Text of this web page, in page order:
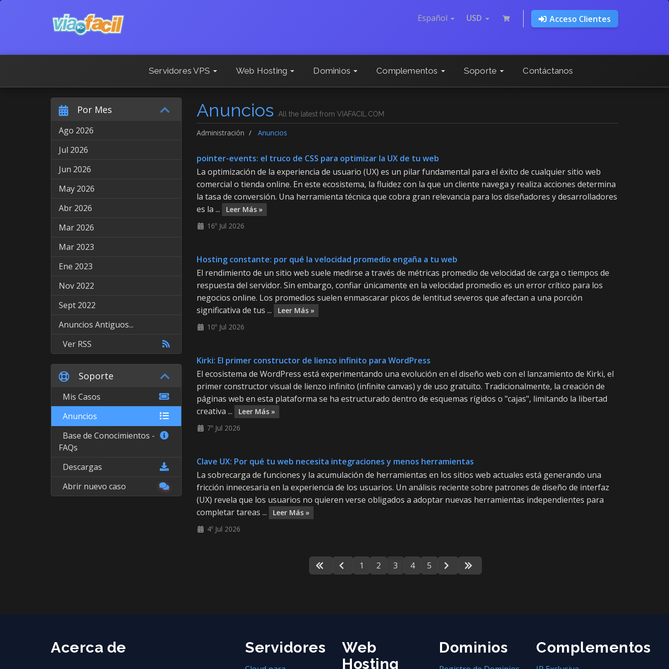
Español USD Acceso Clientes
Servidores VPS Web Hosting Dominios Complementos Soporte Contáctanos
Anuncios All the latest from VIAFACIL.COM
Administración Anuncios
Por Mes
Ago 2026
Jul 2026
Jun 2026
May 2026
Abr 2026
Mar 2026
Mar 2023
Ene 2023
Nov 2022
Sept 2022
Anuncios Antiguos...
Ver RSS
pointer-events: el truco de CSS para optimizar la UX de tu web
La optimización de la experiencia de usuario (UX) es un pilar fundamental para el éxito de cualquier sitio web
comercial o tienda online. En este ecosistema, la fluidez con la que un cliente navega y realiza acciones determina
la tasa de conversión. Una herramienta técnica que cobra gran relevancia para los diseñadores y desarrolladores
es la ...
Leer Más »
16º Jul 2026
Hosting constante: por qué la velocidad promedio engaña a tu web
El rendimiento de un sitio web suele medirse a través de métricas promedio de velocidad de carga o tiempos de
respuesta del servidor. Sin embargo, confiar únicamente en la velocidad promedio es un error crítico para los
negocios online. Los promedios suelen enmascarar picos de lentitud severos que afectan a una porción
significativa de tus ...
Leer Más »
10º Jul 2026
Kirki: El primer constructor de lienzo infinito para WordPress
El ecosistema de WordPress está experimentando una evolución en el diseño web con el lanzamiento de Kirki, el
primer constructor visual de lienzo infinito (infinite canvas) y de uso gratuito. Tradicionalmente, la creación de
páginas web en esta plataforma se ha estructurado dentro de esquemas rígidos o "cajas", limitando la libertad
creativa ...
Leer Más »
7º Jul 2026
Clave UX: Por qué tu web necesita integraciones y menos herramientas
La sobrecarga de funciones y la acumulación de herramientas en los sitios web actuales está generando una
fricción innecesaria en la experiencia de los usuarios. Un análisis reciente sobre patrones de diseño de interfaz
(UX) revela que los usuarios no quieren verse obligados a adoptar nuevas herramientas independientes para
completar tareas ...
Leer Más »
4º Jul 2026
1 2 3 4 5
Soporte
Mis Casos
Anuncios
Base de Conocimientos -
FAQs
Descargas
Abrir nuevo caso
Acerca de Servidores
Web
Hosting
Dominios Complementos